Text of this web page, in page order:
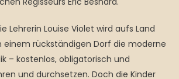
Lehrerin Louise Violet wird aufs Land
einem rückständigen Dorf die moderne
– kostenlos, obligatorisch und
und durchsetzen. Doch die Kinder